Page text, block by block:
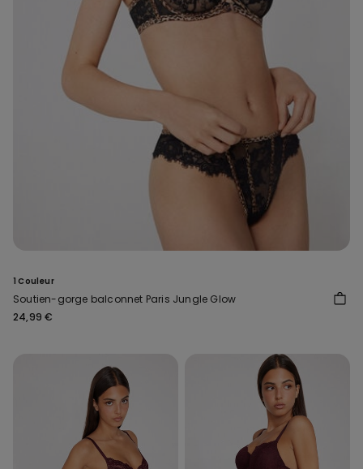
1 Couleur
Soutien-gorge balconnet Paris Jungle Glow
24,99 €